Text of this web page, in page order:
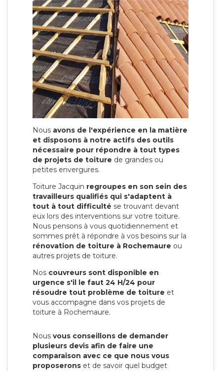
Nous avons de l'expérience en la matière
et disposons à notre actifs des outils
nécessaire pour répondre à tout types
de projets de toiture de grandes ou
petites envergures.
Toiture Jacquin regroupes en son sein des
travailleurs qualifiés qui s'adaptent à
tout à tout difficulté se trouvant devant
eux lors des interventions sur votre toiture.
Nous pensons à vous quotidiennement et
sommes prêt à répondre à vos besoins sur la
rénovation de toiture à Rochemaure ou
autres projets de toiture.
Nos couvreurs sont disponible en
urgence s'il le faut 24 H/24 pour
résoudre tout problème de toiture et
vous accompagne dans vos projets de
toiture à Rochemaure.
Nous vous conseillons de demander
plusieurs devis afin de faire une
comparaison avec ce que nous vous
proposerons et de savoir quel budget